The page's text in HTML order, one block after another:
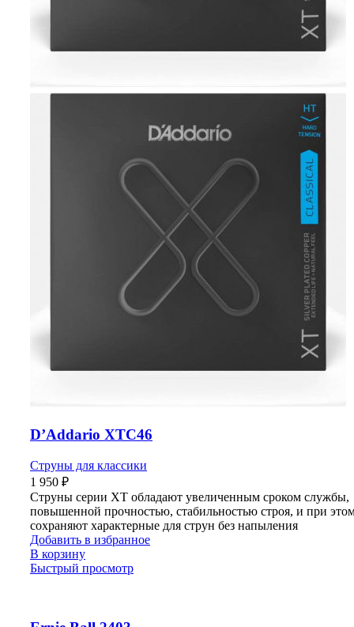
D’Addario XTC46
Струны для классики
1 950 ₽
Струны серии XT обладают увеличенным сроком службы,
повышенной прочностью, стабильностью строя, и при
сохраняют характерные для струн без напыления
Добавить в избранное
В корзину
Быстрый просмотр